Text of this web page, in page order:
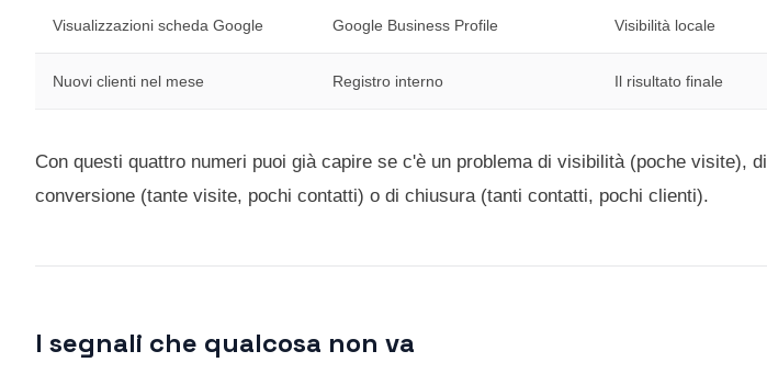
Visualizzazioni scheda Google Google Business Profile Visibilità locale
Nuovi clienti nel mese Registro interno Il risultato finale
Con questi quattro numeri puoi già capire se c'è un problema di visibilità (poche visite), di
conversione (tante visite, pochi contatti) o di chiusura (tanti contatti, pochi clienti).
I segnali che qualcosa non va